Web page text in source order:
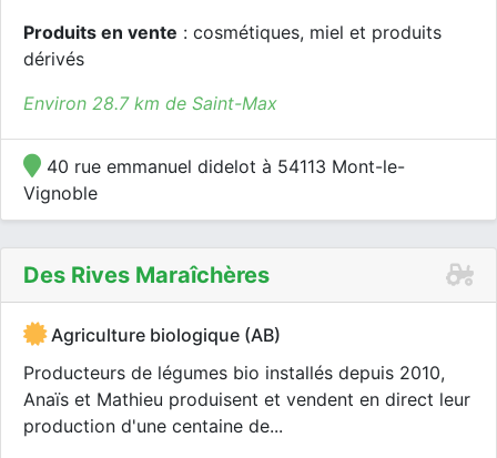
Produits en vente : cosmétiques, miel et produits
dérivés
Environ 28.7 km de Saint-Max
40 rue emmanuel didelot à 54113 Mont-le-
Vignoble
Des Rives Maraîchères
Agriculture biologique (AB)
Producteurs de légumes bio installés depuis 2010,
Anaïs et Mathieu produisent et vendent en direct leur
production d'une centaine de...